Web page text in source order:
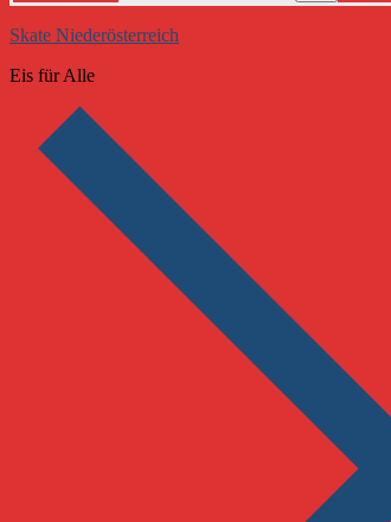
Skate Niederösterreich
Eis für Alle